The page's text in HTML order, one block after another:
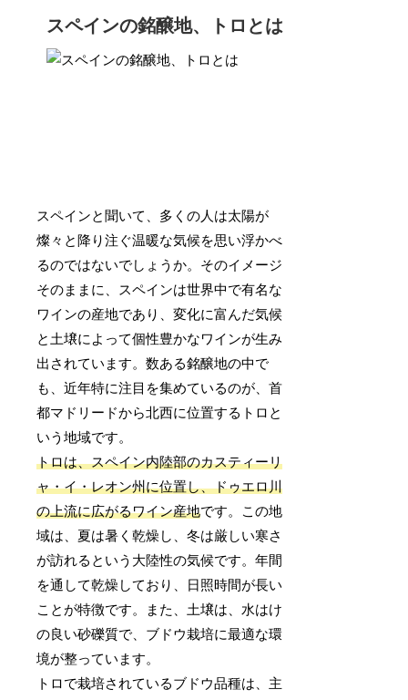
スペインの銘醸地、トロとは
スペインと聞いて、多くの人は太陽が
燦々と降り注ぐ温暖な気候を思い浮かべ
るのではないでしょうか。そのイメージ
そのままに、スペインは世界中で有名な
ワインの産地であり、変化に富んだ気候
と土壌によって個性豊かなワインが生み
出されています。数ある銘醸地の中で
も、近年特に注目を集めているのが、首
都マドリードから北西に位置するトロと
いう地域です。
トロは、スペイン内陸部のカスティーリ
ャ・イ・レオン州に位置し、ドゥエロ川
の上流に広がるワイン産地です。この地
域は、夏は暑く乾燥し、冬は厳しい寒さ
が訪れるという大陸性の気候です。年間
を通して乾燥しており、日照時間が長い
ことが特徴です。また、土壌は、水はけ
の良い砂礫質で、ブドウ栽培に最適な環
境が整っています。
トロで栽培されているブドウ品種は、主